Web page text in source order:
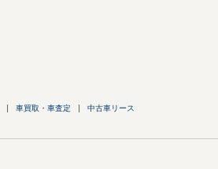
車買取・車査定 中古車リース